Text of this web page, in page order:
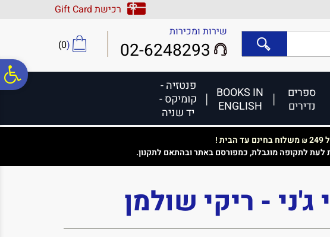
נגישות
אתר
המרכזי
רכישת Gift Card
שירות ומכירות
02-6248293
(
0
)
ספרים
נדירים
BOOKS IN
ENGLISH
פנטזיה -
קומיקס -
יד שניה
₪משלוח בחינם עד הבית !
לעת לתקופה מוגבלת, כמפורסם באתר ובהתאם לתקנון.
ג'ני - ריקי שולמן